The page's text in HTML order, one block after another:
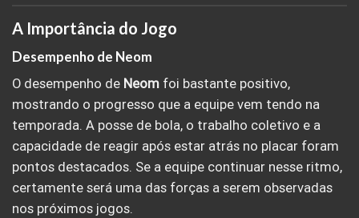
A Importância do Jogo
Desempenho de Neom
O desempenho de Neom foi bastante positivo,
mostrando o progresso que a equipe vem tendo na
temporada. A posse de bola, o trabalho coletivo e a
capacidade de reagir após estar atrás no placar foram
pontos destacados. Se a equipe continuar nesse ritmo,
certamente será uma das forças a serem observadas
nos próximos jogos.